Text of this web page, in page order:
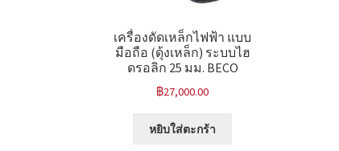
เครื่องดัดเหล็กไฟฟ้า แบบ
มือถือ (ดุ้งเหล็ก) ระบบไฮ
ดรอลิก 25 มม. BECO
฿27,000.00
หยิบใส่ตะกร้า